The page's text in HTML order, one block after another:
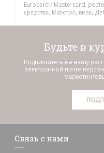
Eurocard / Mastercard,
средства, Маэстро, виза,
Будьте в
Подпишитесь на нашу
электронной почте
Связь с нами